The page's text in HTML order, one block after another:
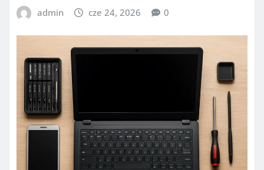
admin cze 24, 2026 0